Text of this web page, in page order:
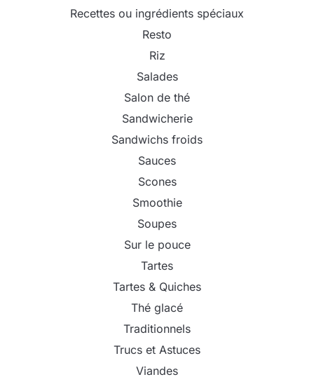
Recettes ou ingrédients spéciaux
Resto
Riz
Salades
Salon de thé
Sandwicherie
Sandwichs froids
Sauces
Scones
Smoothie
Soupes
Sur le pouce
Tartes
Tartes & Quiches
Thé glacé
Traditionnels
Trucs et Astuces
Viandes